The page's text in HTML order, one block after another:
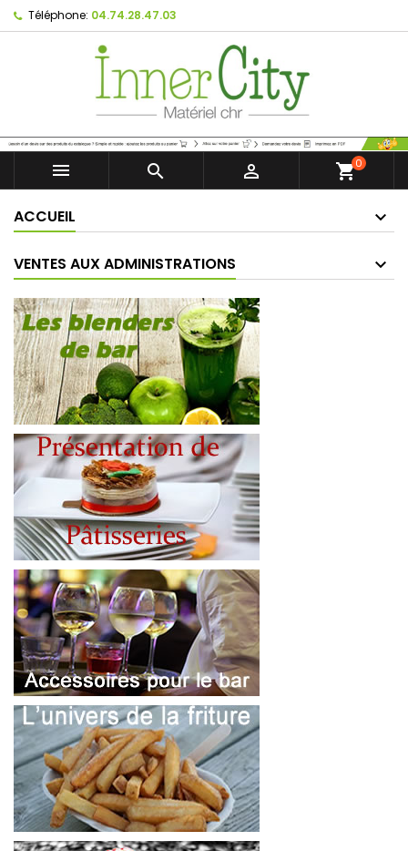
Téléphone: 04.74.28.47.03
   shopping_cart0
ACCUEIL
VENTES AUX ADMINISTRATIONS